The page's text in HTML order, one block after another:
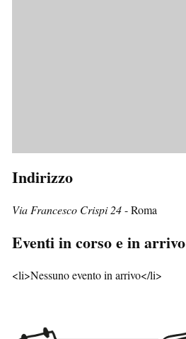
Indirizzo
Via Francesco Crispi 24- Roma
Eventi in corso e in arrivo
<li>Nessuno evento in arrivo</li>